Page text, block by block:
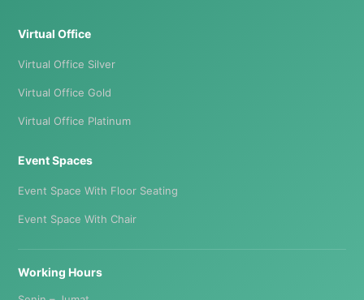
Virtual Office
Virtual Office Silver
Virtual Office Gold
Virtual Office Platinum
Event Spaces
Event Space With Floor Seating
Event Space With Chair
Working Hours